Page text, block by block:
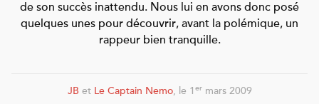
de son succès inattendu. Nous lui en avons donc posé
quelques unes pour découvrir, avant la polémique, un
rappeur bien tranquille.
JB et Le Captain Nemo, le 1 ermars 2009